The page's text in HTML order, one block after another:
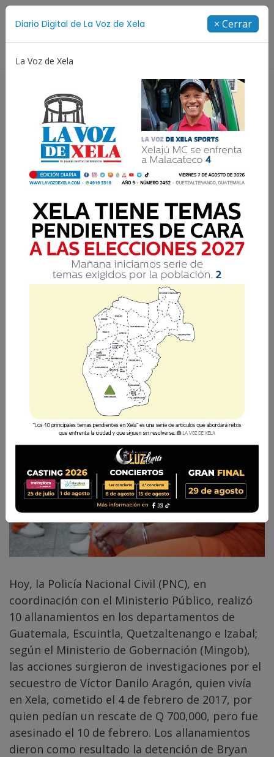
Diario Digital de La Voz de Xela × Cerrar
La Voz de Xela
¿Quién es Rigorrico?
La Voz de Xela · Redacción 12 Enero 2018 09:53
Comparte
Hoy, la Policía Nacional Civil (PNC), en
coordinación con el Ministerio Público, realizó
10 allanamientos en los departamentos de
Guatemala, Escuintla, Quetzaltenango e Izabal;
según el Ministerio de Gobernación (Mingob),
las acciones surgieron de investigaciones por el
secuestro de Víctor Danilo Aragón, quien vivía
en Xela, cometido el 4 de febrero de 2017, por
quien pedían un rescate de Q 700,000, pero fue
asesinado el 10 de febrero. Los allanamientos
dieron como resultado la detención de Bryan